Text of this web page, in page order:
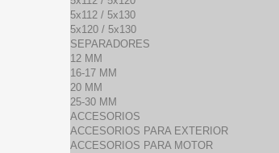
5x112 / 5x130
5x120 / 5x130
SEPARADORES
12 MM
16-17 MM
20 MM
25-30 MM
ACCESORIOS
ACCESORIOS PARA EXTERIOR
ACCESORIOS PARA MOTOR